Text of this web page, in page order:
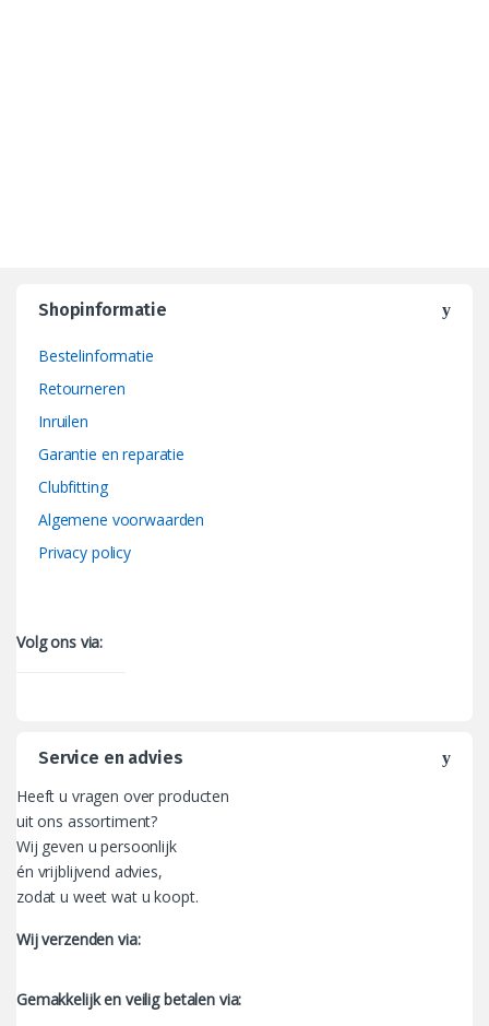
Shopinformatie
Bestelinformatie
Retourneren
Inruilen
Garantie en reparatie
Clubfitting
Algemene voorwaarden
Privacy policy
Volg ons via:
Service en advies
Heeft u vragen over producten
uit ons assortiment?
Wij geven u persoonlijk
én vrijblijvend advies,
zodat u weet wat u koopt.
Wij verzenden via:
Gemakkelijk en veilig betalen via: